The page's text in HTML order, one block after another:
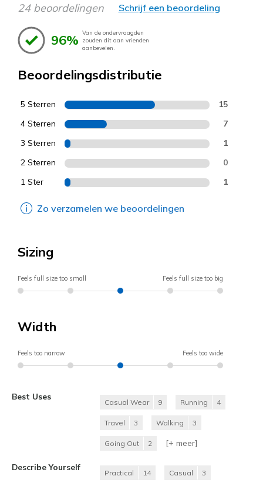
24 beoordelingen Schrijf een beoordeling
96% Van de ondervraagden
zouden dit aan vrienden
aanbevelen.
Beoordelingsdistributie
5 Sterren 15
4 Sterren 7
3 Sterren 1
2 Sterren 0
1 Ster 1
Zo verzamelen we beoordelingen
Sizing
Feels full size too small Feels full size too big
Width
Feels too narrow Feels too wide
Best Uses
Casual Wear 9 Running 4
Travel 3 Walking 3
Going Out 2 [+ meer]
Describe Yourself
Practical 14 Casual 3